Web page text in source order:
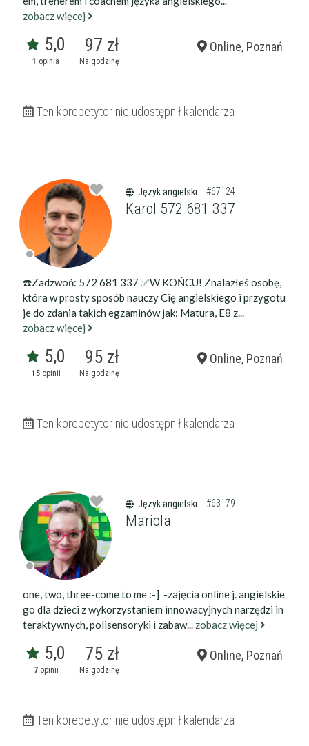
Filtry
zobacz więcej
5,0
1 opinia
97 zł
Na godzinę
Online, Poznań
Ten korepetytor nie udostępnił kalendarza
Język angielski #67124
Karol 572 681 337
☎️Zadzwoń: 572 681 337 ✅W KOŃCU! Znalazłeś osobę,
która w prosty sposób nauczy Cię angielskiego i przygotu
je do zdania takich egzaminów jak: Matura, E8 z...
zobacz więcej
5,0
15opinii
95 zł
Na godzinę
Online, Poznań
Ten korepetytor nie udostępnił kalendarza
Język angielski #63179
Mariola
one, two, three-come to me :-] -zajęcia online j. angielskie
go dla dzieci z wykorzystaniem innowacyjnych narzędzi in
teraktywnych, polisensoryki i zabaw... zobacz więcej
5,0
7opinii
75 zł
Na godzinę
Online, Poznań
Ten korepetytor nie udostępnił kalendarza